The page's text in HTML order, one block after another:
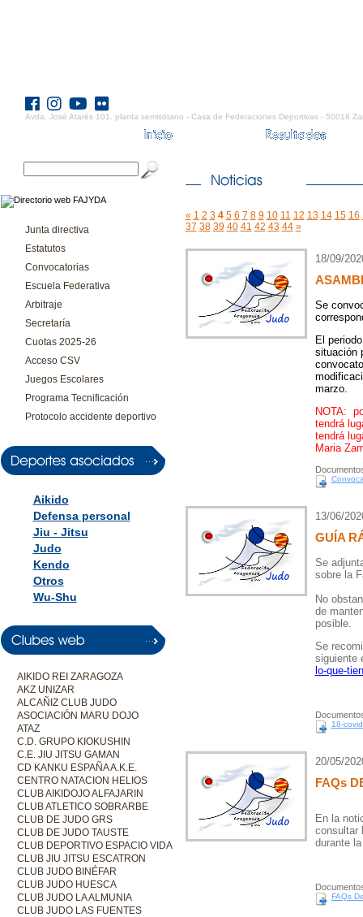
Avda. José Atarés 101. planta semisótano - Casa de Federaciones Deportivas - 50018
Junta directiva
Estatutos
Convocatorias
Escuela Federativa
Arbitraje
Secretaría
Cuotas 2025-26
Acceso CSV
Juegos Escolares
Programa Tecnificación
Protocolo accidente deportivo
Aikido
Defensa personal
Jiu - Jitsu
Judo
Kendo
Otros
Wu-Shu
AIKIDO REI ZARAGOZA
AKZ UNIZAR
ALCAÑIZ CLUB JUDO
ASOCIACIÓN MARU DOJO
ATAZ
C.D. GRUPO KIOKUSHIN
C.E. JIU JITSU GAMAN
CD KANKU ESPAÑA A.K.E.
CENTRO NATACION HELIOS
CLUB AIKIDOJO ALFAJARIN
CLUB ATLETICO SOBRARBE
CLUB DE JUDO GRS
CLUB DE JUDO TAUSTE
CLUB DEPORTIVO ESPACIO VIDA
CLUB JIU JITSU ESCATRON
CLUB JUDO BINÉFAR
CLUB JUDO HUESCA
CLUB JUDO LA ALMUNIA
CLUB JUDO LAS FUENTES
« 1 2 3 4 5 6 7 8 9 10 11 12 13 14 15 16
37 38 39 40 41 42 43 44 »
18/09/
Se
El
situación
marzo.
NOTA:
tendrá
tendrá
Maria
13/06/
GUÍA
Se
sobre la
No
de
posible.
Se
siguiente
lo-que-
18-
20/05/
FAQs
En la
consultar
durante
FAQs